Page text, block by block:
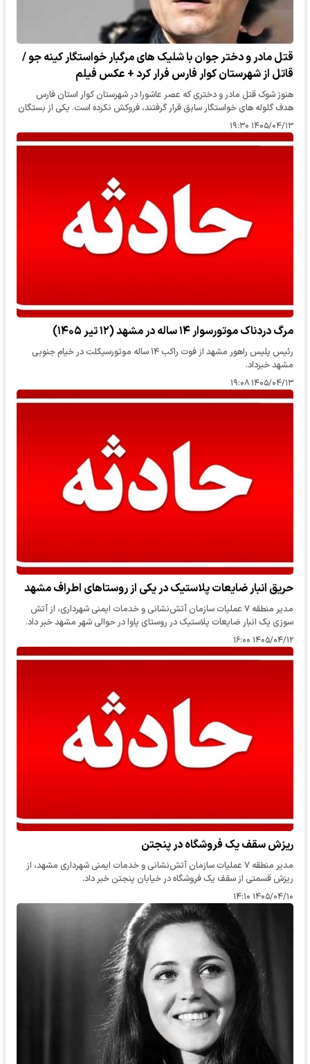
قتل مادر و دختر جوان با شلیک های مرگبار خواستگار کینه جو /
قاتل از شهرستان کوار فارس فرار کرد + عکس فیلم
هنوز شوک قتل مادر و دختری که عصر عاشورا در شهرستان کوار استان فارس
هدف گلوله‌ های خواستگار سابق قرار گرفتند، فروکش نکرده است. یکی از بستگان
نزدیک قربانیان در گفت‌وگوی اختصاصی با رکنا، جزئیات تازه‌ای…
۱۴۰۵/۰۴/۱۳ ۱۹:۳۰
مرگ دردناک موتورسوار ۱۴ ساله در مشهد (۱۲ تیر ۱۴۰۵)
رئیس پلیس راهور مشهد از فوت راکب ۱۴ ساله موتورسیکلت در خیام جنوبی
مشهد خبرداد.
۱۴۰۵/۰۴/۱۳ ۱۹:۰۸
حریق انبار ضایعات پلاستیک در یکی از روستاهای اطراف مشهد
مدیر منطقه ۷ عملیات سازمان آتش‌نشانی و خدمات ایمنی شهرداری، از آتش
سوزی یک انبار ضایعات پلاستیک در روستای پاوا در حوالی شهر مشهد خبر داد.
۱۴۰۵/۰۴/۱۲ ۱۶:۰۰
ریزش سقف یک فروشگاه در پنجتن
مدیر منطقه ۷ عملیات سازمان آتش‌نشانی و خدمات ایمنی شهرداری مشهد، از
ریزش قسمتی از سقف یک فروشگاه در خیابان پنجتن خبر داد.
۱۴۰۵/۰۴/۱۰ ۱۴:۱۰